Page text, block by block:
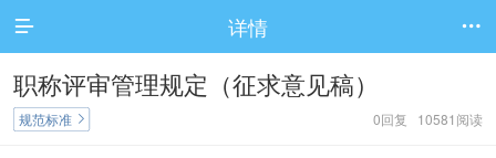
 详情 
职称评审管理规定（征求意见稿）
0回复 10581阅读
规范标准 